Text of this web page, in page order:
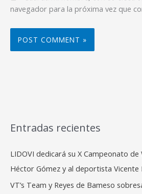
navegador para la próxima vez que
Entradas recientes
LIDOVI dedicará su X Campeonato
Héctor Gómez y al deportista Vicente
VT’s Team y Reyes de Bameso